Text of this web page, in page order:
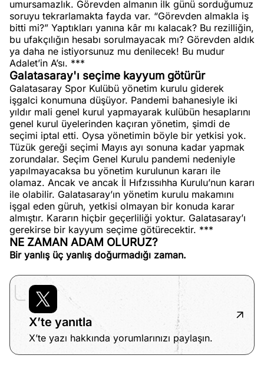
umursamazlık. Görevden almanın ilk günü sorduğumuz
soruyu tekrarlamakta fayda var. “Görevden almakla iş
bitti mi?” Yaptıkları yanına kâr mı kalacak? Bu rezilliğin,
bu ufakçılığın hesabı sorulmayacak mı? Görevden aldık
ya daha ne istiyorsunuz mu denilecek! Bu mudur
Adalet’in A’sı. ***
Galatasaray'ı seçime kayyum götürür
Galatasaray Spor Kulübü yönetim kurulu giderek
işgalci konumuna düşüyor. Pandemi bahanesiyle iki
yıldır mali genel kurul yapmayarak kulübün hesaplarını
genel kurul üyelerinden kaçıran yönetim, şimdi de
seçimi iptal etti. Oysa yönetimin böyle bir yetkisi yok.
Tüzük gereği seçimi Mayıs ayı sonuna kadar yapmak
zorundalar. Seçim Genel Kurulu pandemi nedeniyle
yapılmayacaksa bu yönetim kurulunun kararı ile
olamaz. Ancak ve ancak İl Hıfzıssıhha Kurulu’nun kararı
ile olabilir. Galatasaray’ın yönetim kurulu makamını
işgal eden güruh, yetkisi olmayan bir konuda karar
almıştır. Kararın hiçbir geçerliliği yoktur. Galatasaray’ı
gerekirse bir kayyum seçime götürecektir. ***
NE ZAMAN ADAM OLURUZ?
Bir yanlış üç yanlış doğurmadığı zaman.
X’te yanıtla
X’te yazı hakkında yorumlarınızı paylaşın.